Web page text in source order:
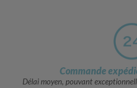
Commande
Délai moyen, pouvant